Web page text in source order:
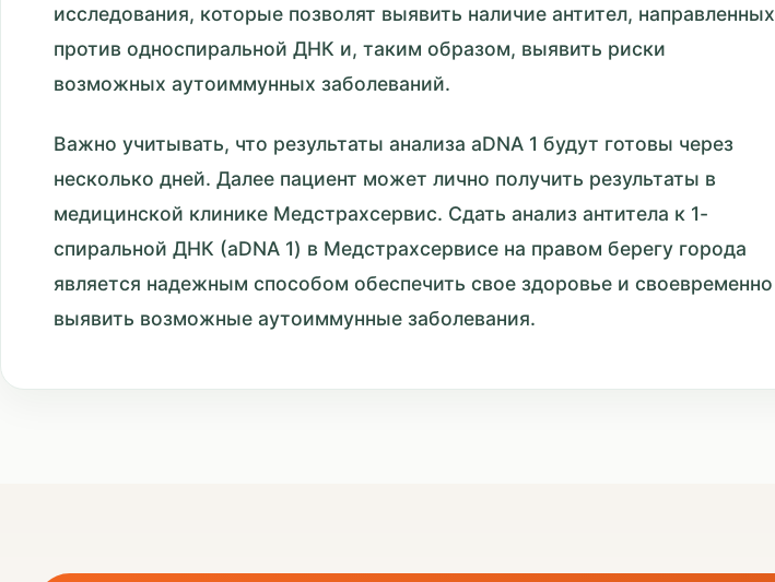
исследования, которые позволят выявить наличие антител, направленных
против односпиральной ДНК и, таким образом, выявить риски
возможных аутоиммунных заболеваний.
Важно учитывать, что результаты анализа aDNA 1 будут готовы через
несколько дней. Далее пациент может лично получить результаты в
медицинской клинике Медстрахсервис. Сдать анализ антитела к 1-
спиральной ДНК (aDNA 1) в Медстрахсервисе на правом берегу города
является надежным способом обеспечить свое здоровье и своевременно
выявить возможные аутоиммунные заболевания.